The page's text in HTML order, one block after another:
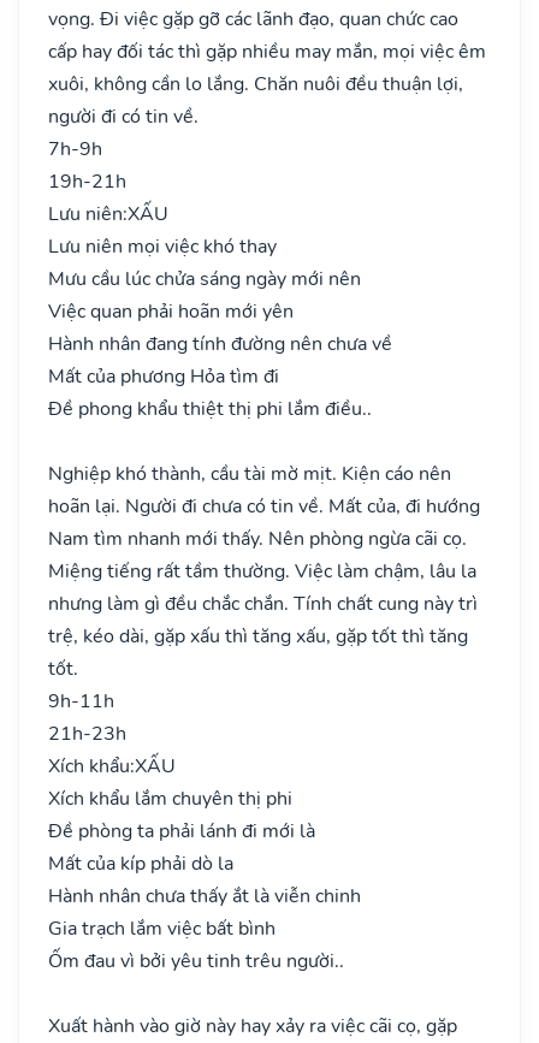
vọng. Đi việc gặp gỡ các lãnh đạo, quan chức cao
cấp hay đối tác thì gặp nhiều may mắn, mọi việc êm
xuôi, không cần lo lắng. Chăn nuôi đều thuận lợi,
người đi có tin về.
7h-9h
19h-21h
Lưu niên:XẤU
Lưu niên mọi việc khó thay
Mưu cầu lúc chửa sáng ngày mới nên
Việc quan phải hoãn mới yên
Hành nhân đang tính đường nên chưa về
Mất của phương Hỏa tìm đi
Đề phong khẩu thiệt thị phi lắm điều..
Nghiệp khó thành, cầu tài mờ mịt. Kiện cáo nên
hoãn lại. Người đi chưa có tin về. Mất của, đi hướng
Nam tìm nhanh mới thấy. Nên phòng ngừa cãi cọ.
Miệng tiếng rất tầm thường. Việc làm chậm, lâu la
nhưng làm gì đều chắc chắn. Tính chất cung này trì
trệ, kéo dài, gặp xấu thì tăng xấu, gặp tốt thì tăng
tốt.
9h-11h
21h-23h
Xích khẩu:XẤU
Xích khẩu lắm chuyên thị phi
Đề phòng ta phải lánh đi mới là
Mất của kíp phải dò la
Hành nhân chưa thấy ắt là viễn chinh
Gia trạch lắm việc bất bình
Ốm đau vì bởi yêu tinh trêu người..
Xuất hành vào giờ này hay xảy ra việc cãi cọ, gặp